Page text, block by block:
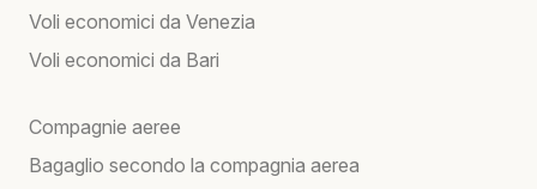
Voli economici da Venezia
Voli economici da Bari
Compagnie aeree
Bagaglio secondo la compagnia aerea